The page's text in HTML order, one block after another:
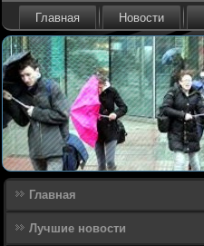
Главная Новости
Главная
Лучшие новости